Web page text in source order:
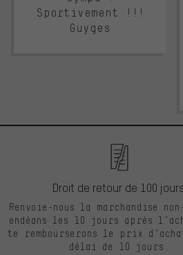
Sportivement !!!
Guyges
Droit de retour de 100
Renvoie-nous la marchandise
endéans les 10 jours après
te rembourserons le prix
délai de 10 jours.